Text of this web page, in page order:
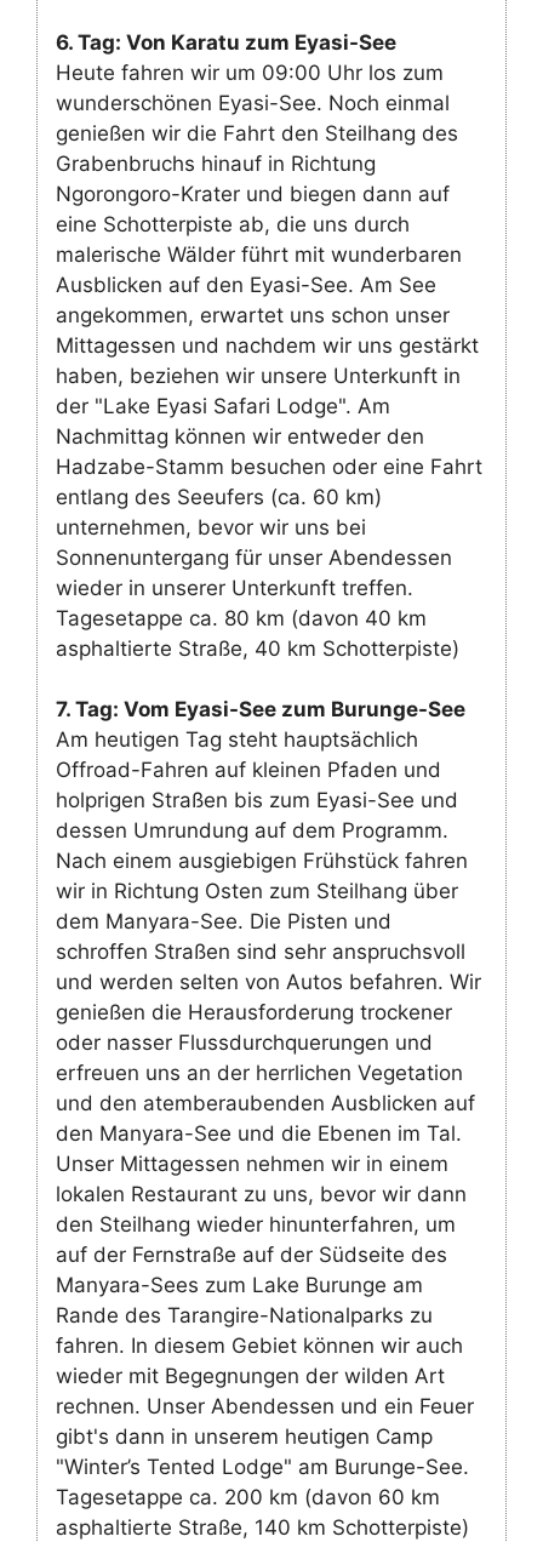
6. Tag: Von Karatu zum Eyasi-See
Heute fahren wir um 09:00 Uhr los zum
wunderschönen Eyasi-See. Noch einmal
genießen wir die Fahrt den Steilhang des
Grabenbruchs hinauf in Richtung
Ngorongoro-Krater und biegen dann auf
eine Schotterpiste ab, die uns durch
malerische Wälder führt mit wunderbaren
Ausblicken auf den Eyasi-See. Am See
angekommen, erwartet uns schon unser
Mittagessen und nachdem wir uns gestärkt
haben, beziehen wir unsere Unterkunft in
der "Lake Eyasi Safari Lodge". Am
Nachmittag können wir entweder den
Hadzabe-Stamm besuchen oder eine Fahrt
entlang des Seeufers (ca. 60 km)
unternehmen, bevor wir uns bei
Sonnenuntergang für unser Abendessen
wieder in unserer Unterkunft treffen.
Tagesetappe ca. 80 km (davon 40 km
asphaltierte Straße, 40 km Schotterpiste)
7. Tag: Vom Eyasi-See zum Burunge-See
Am heutigen Tag steht hauptsächlich
Offroad-Fahren auf kleinen Pfaden und
holprigen Straßen bis zum Eyasi-See und
dessen Umrundung auf dem Programm.
Nach einem ausgiebigen Frühstück fahren
wir in Richtung Osten zum Steilhang über
dem Manyara-See. Die Pisten und
schroffen Straßen sind sehr anspruchsvoll
und werden selten von Autos befahren. Wir
genießen die Herausforderung trockener
oder nasser Flussdurchquerungen und
erfreuen uns an der herrlichen Vegetation
und den atemberaubenden Ausblicken auf
den Manyara-See und die Ebenen im Tal.
Unser Mittagessen nehmen wir in einem
lokalen Restaurant zu uns, bevor wir dann
den Steilhang wieder hinunterfahren, um
auf der Fernstraße auf der Südseite des
Manyara-Sees zum Lake Burunge am
Rande des Tarangire-Nationalparks zu
fahren. In diesem Gebiet können wir auch
wieder mit Begegnungen der wilden Art
rechnen. Unser Abendessen und ein Feuer
gibt's dann in unserem heutigen Camp
"Winter’s Tented Lodge" am Burunge-See.
Tagesetappe ca. 200 km (davon 60 km
asphaltierte Straße, 140 km Schotterpiste)